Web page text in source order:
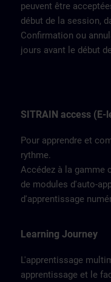
peuvent être
début de la session,
Confirmation ou
jours avant le début
SITRAIN access (E-
Pour apprendre et
rythme.
Accédez à la gamme
de modules d'auto-
d'apprentissage
Learning Journey
L'apprentissage
apprentissage et le